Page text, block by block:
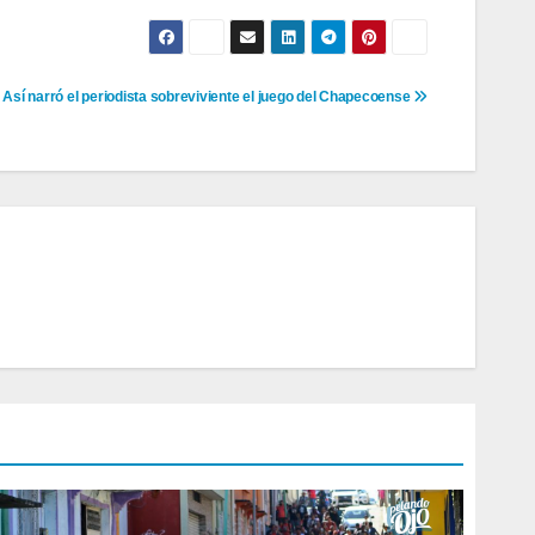
Así narró el periodista sobreviviente el juego del Chapecoense